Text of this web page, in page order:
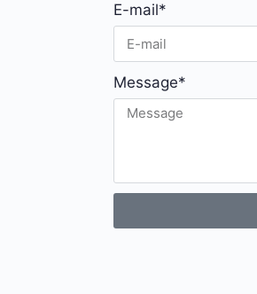
E-mail*
Message*